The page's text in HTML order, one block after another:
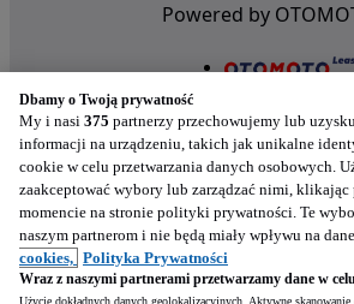
Powered by
Nasze aplikacje w twoim
Dbamy o Twoją prywatność
My i nasi 375 partnerzy przechowujemy lub
informacji na urządzeniu, takich jak unikalne
cookie w celu przetwarzania danych osobowych.
zaakceptować wybory lub zarządzać nimi,
momencie na stronie polityki prywatności. Te
naszym partnerom i nie będą miały wpływu na
cookies, Polityka Prywatności
Wraz z naszymi partnerami przetwarzamy dane w
Użycie dokładnych danych geolokalizacyjnych. Aktywne